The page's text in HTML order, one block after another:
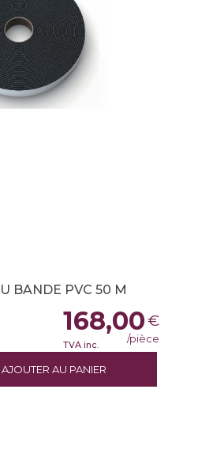
BANDE PVC 50 M
AJOUTER AU PANIER
168,00€
TVA inc. /pièce